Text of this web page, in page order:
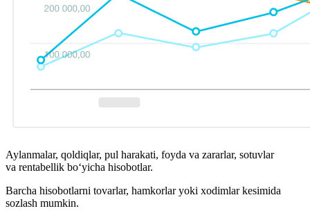
Aylanmalar, qoldiqlar, pul harakati, foyda va zararlar, sotuvlar
va rentabellik bo‘yicha hisobotlar.
Barcha hisobotlarni tovarlar, hamkorlar yoki xodimlar kesimida
sozlash mumkin.